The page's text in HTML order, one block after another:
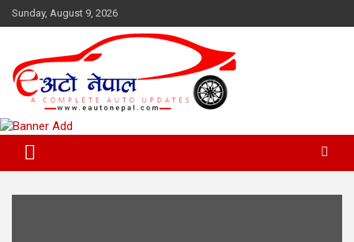
Skip
to
Sunday, August 9, 2026